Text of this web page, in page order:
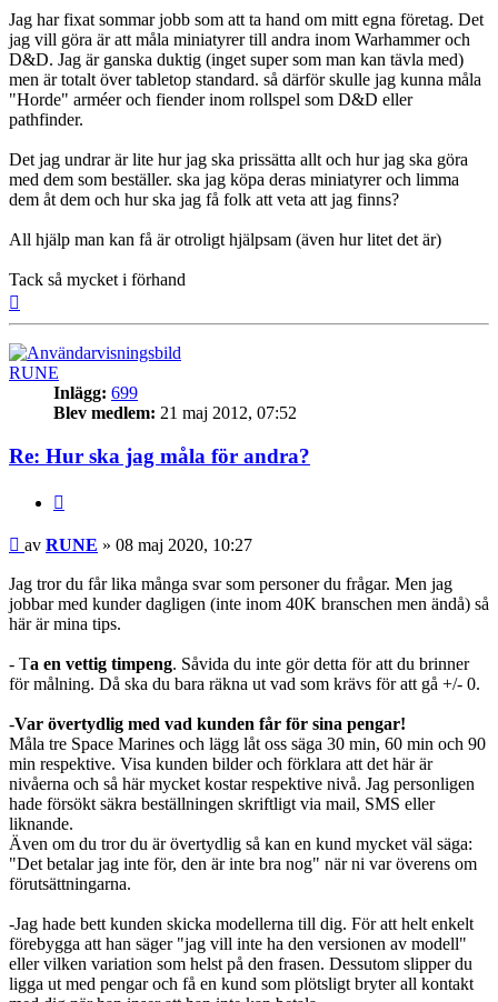
Jag har fixat sommar jobb som att ta hand om mitt egna företag. Det
jag vill göra är att måla miniatyrer till andra inom Warhammer och
D&D. Jag är ganska duktig (inget super som man kan tävla med)
men är totalt över tabletop standard. så därför skulle jag kunna måla
"Horde" arméer och fiender inom rollspel som D&D eller
pathfinder.
Det jag undrar är lite hur jag ska prissätta allt och hur jag ska göra
med dem som beställer. ska jag köpa deras miniatyrer och limma
dem åt dem och hur ska jag få folk att veta att jag finns?
All hjälp man kan få är otroligt hjälpsam (även hur litet det är)
Tack så mycket i förhand
RUNE
Inlägg: 699
Blev medlem: 21 maj 2012, 07:52
Re: Hur ska jag måla för andra?
Inlägg
av RUNE » 08 maj 2020, 10:27
Jag tror du får lika många svar som personer du frågar. Men jag
jobbar med kunder dagligen (inte inom 40K branschen men ändå) så
här är mina tips.
- Ta en vettig timpeng. Såvida du inte gör detta för att du brinner
för målning. Då ska du bara räkna ut vad som krävs för att gå +/- 0.
-Var övertydlig med vad kunden får för sina pengar!
Måla tre Space Marines och lägg låt oss säga 30 min, 60 min och 90
min respektive. Visa kunden bilder och förklara att det här är
nivåerna och så här mycket kostar respektive nivå. Jag personligen
hade försökt säkra beställningen skriftligt via mail, SMS eller
liknande.
Även om du tror du är övertydlig så kan en kund mycket väl säga:
"Det betalar jag inte för, den är inte bra nog" när ni var överens om
förutsättningarna.
-Jag hade bett kunden skicka modellerna till dig. För att helt enkelt
förebygga att han säger "jag vill inte ha den versionen av modell"
eller vilken variation som helst på den frasen. Dessutom slipper du
ligga ut med pengar och få en kund som plötsligt bryter all kontakt